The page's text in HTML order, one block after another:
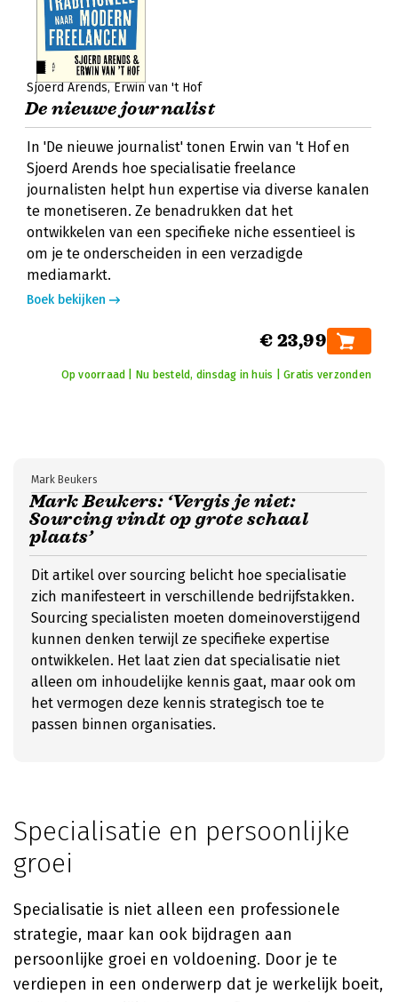
Sjoerd Arends Erwin van 't Hof
De nieuwe journalist
In 'De nieuwe journalist' tonen Erwin van 't Hof en
Sjoerd Arends hoe specialisatie freelance
journalisten helpt hun expertise via diverse kanalen
te monetiseren. Ze benadrukken dat het
ontwikkelen van een specifieke niche essentieel is
om je te onderscheiden in een verzadigde
mediamarkt.
Boek bekijken
€ 23,99
Op voorraad | Nu besteld, dinsdag in huis | Gratis verzonden
Mark Beukers: ‘Vergis je niet:
Sourcing vindt op grote schaal
plaats’
Mark Beukers
Dit artikel over sourcing belicht hoe specialisatie
zich manifesteert in verschillende bedrijfstakken.
Sourcing specialisten moeten domeinoverstijgend
kunnen denken terwijl ze specifieke expertise
ontwikkelen. Het laat zien dat specialisatie niet
alleen om inhoudelijke kennis gaat, maar ook om
het vermogen deze kennis strategisch toe te
passen binnen organisaties.
Specialisatie en persoonlijke
groei
Specialisatie is niet alleen een professionele
strategie, maar kan ook bijdragen aan
persoonlijke groei en voldoening. Door je te
verdiepen in een onderwerp dat je werkelijk boeit,